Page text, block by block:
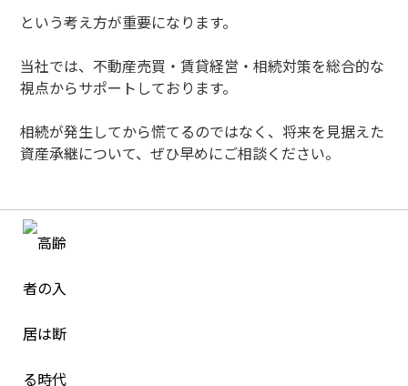
という考え方が重要になります。
当社では、不動産売買・賃貸経営・相続対策を総合的な
視点からサポートしております。
相続が発生してから慌てるのではなく、将来を見据えた
資産承継について、ぜひ早めにご相談ください。